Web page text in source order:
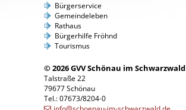
Bürgerservice
Gemeindeleben
Rathaus
Bürgerhilfe Fröhnd
Tourismus
© 2026 GVV Schönau im Schwarzwald
Talstraße 22
79677 Schönau
Tel.: 07673/8204-0